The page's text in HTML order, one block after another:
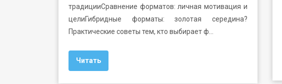
традицииСравнение форматов: личная мотивация и
целиГибридные форматы: золотая середина?
Практические советы тем, кто выбирает ф…
Читать